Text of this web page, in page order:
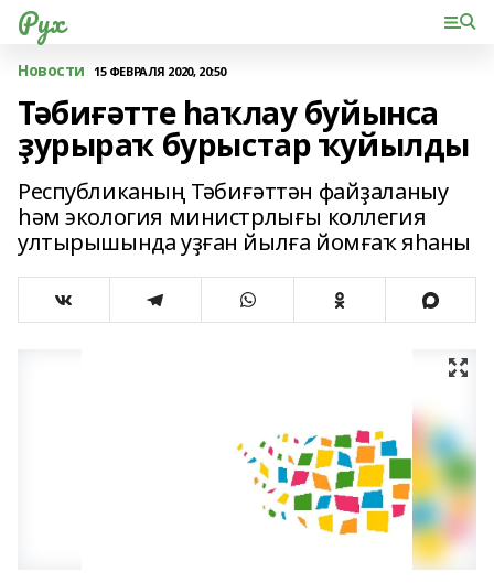
Рух
Новости 15 ФЕВРАЛЯ 2020, 20:50
Тәбиғәтте һаҡлау буйынса
ҙурыраҡ бурыстар ҡуйылды
Республиканың Тәбиғәттән файҙаланыу
һәм экология министрлығы коллегия
ултырышында уҙған йылға йомғаҡ яһаны